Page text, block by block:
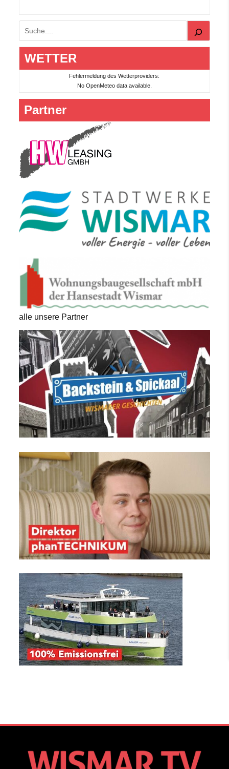
Suchen
WETTER
Fehlermeldung des Wetterproviders:
No OpenMeteo data available.
Partner
alle unsere Partner